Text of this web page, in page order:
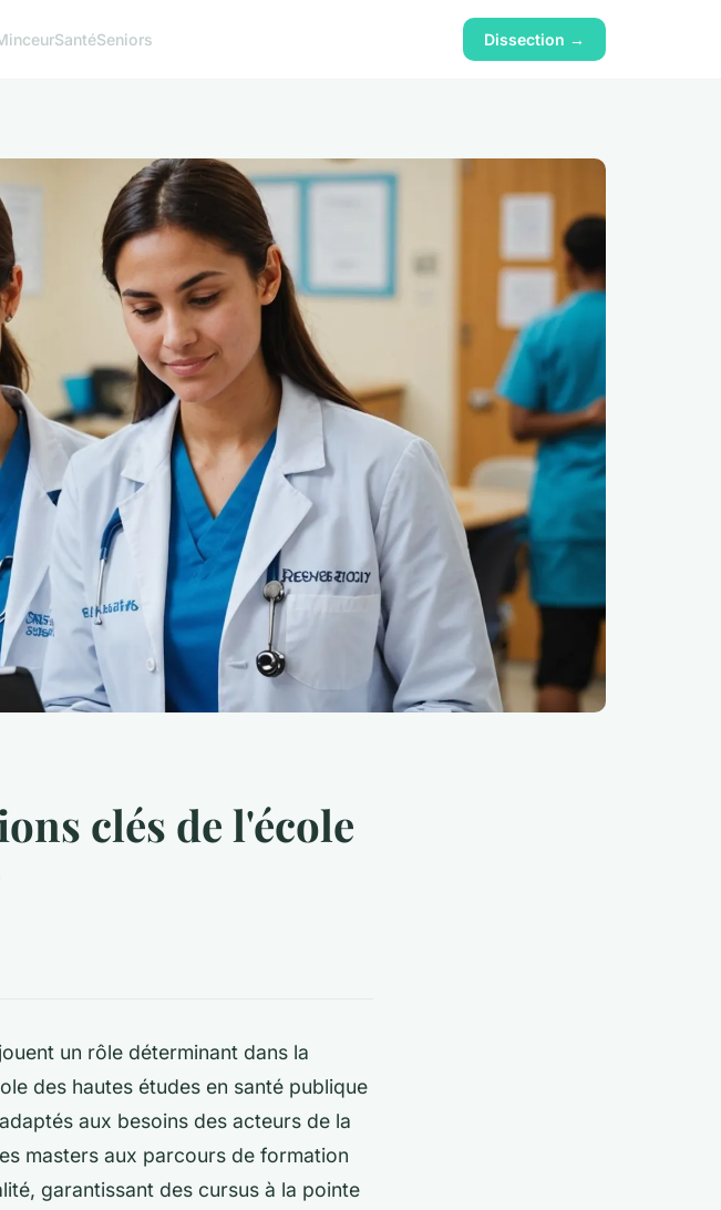
SantéSeniors Dissection →
clés de l'école
un rôle déterminant dans la
des hautes études en santé publique
aux besoins des acteurs de la
masters aux parcours de formation
garantissant des cursus à la pointe